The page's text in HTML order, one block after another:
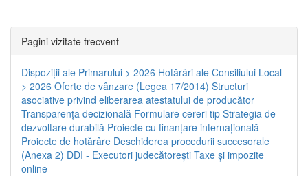
Pagini vizitate frecvent
Dispoziţii ale Primarului > 2026 Hotărâri ale Consiliului Local
> 2026 Oferte de vânzare (Legea 17/2014) Structuri
asociative privind eliberarea atestatului de producător
Transparenţa decizională Formulare cereri tip Strategia de
dezvoltare durabilă Proiecte cu finanţare internaţională
Proiecte de hotărâre Deschiderea procedurii succesorale
(Anexa 2) DDI - Executori judecătorești Taxe şi impozite
online